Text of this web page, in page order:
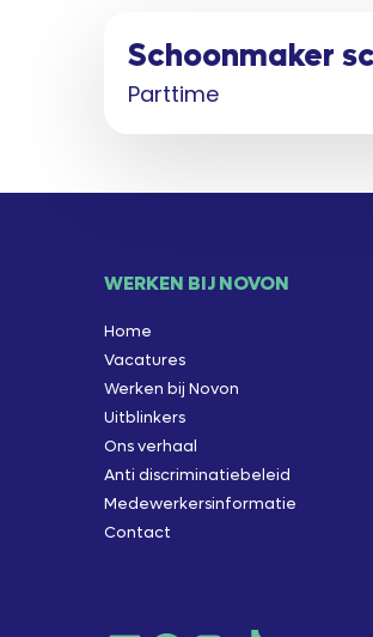
Schoonmaker
Parttime
WERKEN BIJ NOVON
Home
Vacatures
Werken bij Novon
Uitblinkers
Ons verhaal
Anti discriminatiebeleid
Medewerkersinformatie
Contact